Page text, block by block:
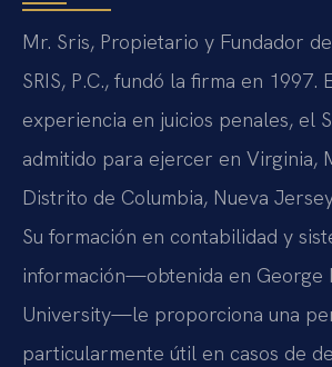
Mr. Sris, Propietario y Fundador
SRIS, P.C., fundó la firma en 1997.
experiencia en juicios penales, el
admitido para ejercer en Virginia,
Distrito de Columbia, Nueva
Su formación en contabilidad y
información—obtenida en George
University—le proporciona una
particularmente útil en casos de